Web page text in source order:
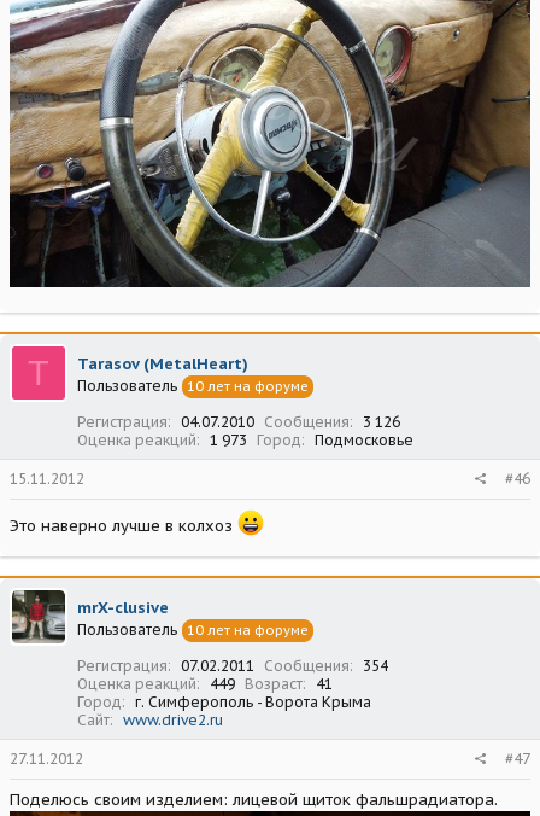
T Tarasov (MetalHeart)
Пользователь 10 лет на форуме
Регистрация 04.07.2010 Сообщения
3 126
Оценка реакций
1 973 Город Подмосковье
15.11.2012 #46
Это наверно лучше в колхоз
mrX-clusive
Пользователь 10 лет на форуме
Регистрация 07.02.2011 Сообщения
354
Оценка реакций
449 Возраст
41
Город
г. Симферополь - Ворота Крыма
Сайт
www.drive2.ru
27.11.2012 #47
Поделюсь своим изделием: лицевой щиток фальшрадиатора.